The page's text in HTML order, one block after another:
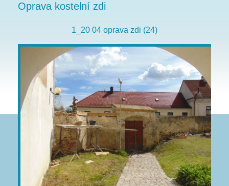
Oprava kostelní zdi
1_20 04 oprava zdi (24)